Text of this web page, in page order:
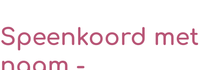
Speenkoord met